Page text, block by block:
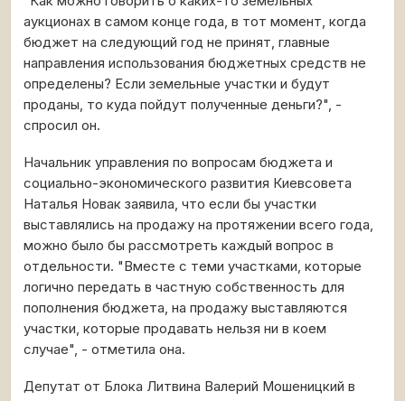
аукционах в самом конце года, в тот момент, когда
бюджет на следующий год не принят, главные
направления использования бюджетных средств не
определены? Если земельные участки и будут
проданы, то куда пойдут полученные деньги?", -
спросил он.
Начальник управления по вопросам бюджета и
социально-экономического развития Киевсовета
Наталья Новак заявила, что если бы участки
выставлялись на продажу на протяжении всего года,
можно было бы рассмотреть каждый вопрос в
отдельности. "Вместе с теми участками, которые
логично передать в частную собственность для
пополнения бюджета, на продажу выставляются
участки, которые продавать нельзя ни в коем
случае", - отметила она.
Депутат от Блока Литвина Валерий Мошеницкий в